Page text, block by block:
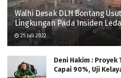
Walhi Desak DLH Bontang
Lingkungan Pada Insiden
25 Juli 2022
Deni Hakim :
Capai 90%, Uji